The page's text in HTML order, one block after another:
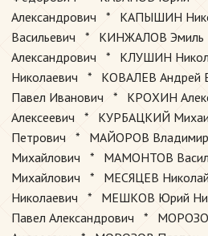
Александрович * КАПЫШИН
Васильевич * КИНЖАЛОВ Эмиль
Александрович * КЛУШИН
Николаевич * КОВАЛЕВ
Павел Иванович * КРОХИН
Алексеевич * КУРБАЦКИЙ
Петрович * МАЙОРОВ Владимир
Михайлович * МАМОНТОВ
Михайлович * МЕСЯЦЕВ Николай
Николаевич * МЕШКОВ Юрий
Павел Александрович *